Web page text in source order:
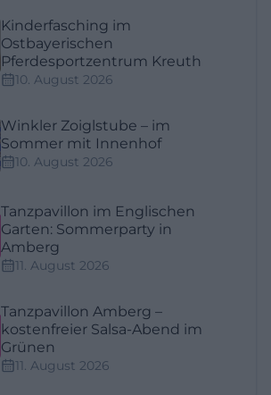
Kinderfasching im
Ostbayerischen
Pferdesportzentrum Kreuth
10. August 2026
Winkler Zoiglstube – im
Sommer mit Innenhof
10. August 2026
Tanzpavillon im Englischen
Garten: Sommerparty in
Amberg
11. August 2026
Tanzpavillon Amberg –
kostenfreier Salsa-Abend im
Grünen
11. August 2026